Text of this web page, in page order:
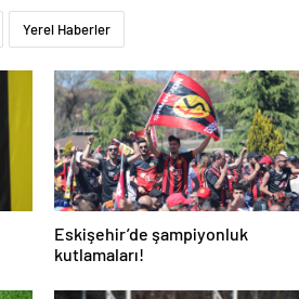
Yerel Haberler
Eskişehir’de şampiyonluk
kutlamaları!